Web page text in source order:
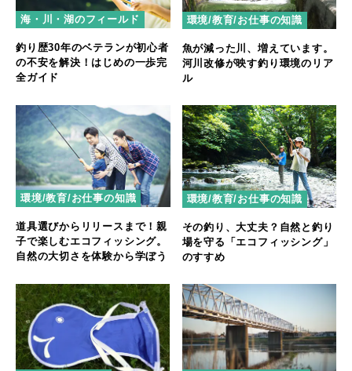
海・川・湖のフィールド
釣り歴30年のベテランが初心者
の不安を解決！はじめの一歩完
全ガイド
環境/教育/お仕事の知識
魚が減った川、増えています。
河川改修が映す釣り環境のリア
ル
環境/教育/お仕事の知識
道具選びからリリースまで！親
子で楽しむエコフィッシング。
自然の大切さを体験から学ぼう
環境/教育/お仕事の知識
その釣り、大丈夫？自然と釣り
場を守る「エコフィッシング」
のすすめ